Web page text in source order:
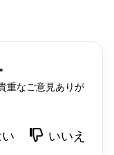
重なご意見ありが
いいえ